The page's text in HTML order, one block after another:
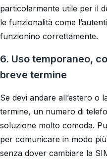
particolarmente utile per il
le funzionalità come
funzionino correttamente.
6. Uso temporaneo,
breve termine
Se devi andare all’estero o
termine, un numero di
soluzione molto comoda.
per comunicare in modo
senza dover cambiare la